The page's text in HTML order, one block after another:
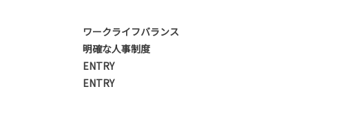
ワークライフバランス
明確な人事制度
ENTRY
ENTRY